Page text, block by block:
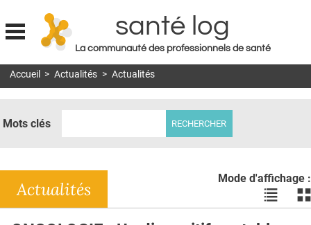
Jump to navigation
santé log
La communauté des professionnels de santé
MON COMPTE
DOSSIERS
RÉSEAUX
Accueil > Actualités > Actualités
Mots clés
Mode d'affichage :
Voir
les
les
Actualités